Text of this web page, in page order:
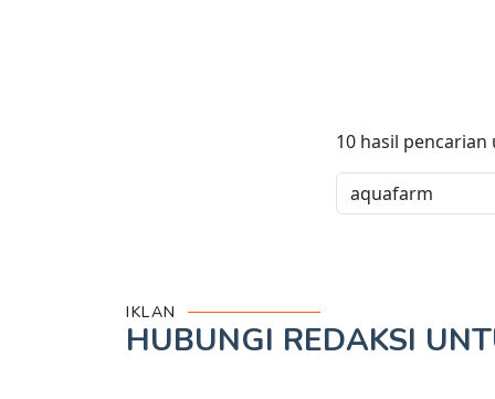
10 hasil
IKLAN
HUBUNGI REDAKSI